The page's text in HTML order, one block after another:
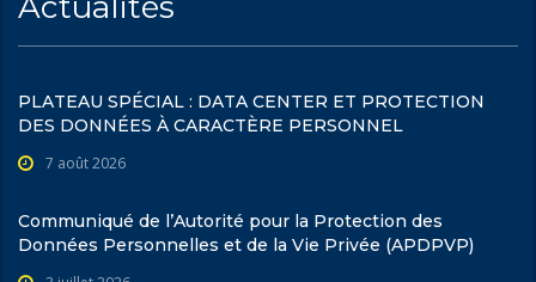
PLATEAU SPÉCIAL : DATA CENTER ET PROTECTION
DES DONNÉES À CARACTÈRE PERSONNEL
7 août 2026
Communiqué de l’Autorité pour la Protection des
Données Personnelles et de la Vie Privée (APDPVP)